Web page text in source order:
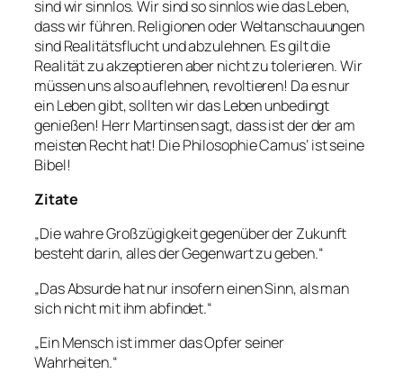
sind wir sinnlos. Wir sind so sinnlos wie das Leben,
dass wir führen. Religionen oder Weltanschauungen
sind Realitätsflucht und abzulehnen. Es gilt die
Realität zu akzeptieren aber nicht zu tolerieren. Wir
müssen uns also auflehnen, revoltieren! Da es nur
ein Leben gibt, sollten wir das Leben unbedingt
genießen! Herr Martinsen sagt, dass ist der der am
meisten Recht hat! Die Philosophie Camus‘ ist seine
Bibel!
Zitate
„Die wahre Großzügigkeit gegenüber der Zukunft
besteht darin, alles der Gegenwart zu geben.“
„Das Absurde hat nur insofern einen Sinn, als man
sich nicht mit ihm abfindet.“
„Ein Mensch ist immer das Opfer seiner
Wahrheiten.“